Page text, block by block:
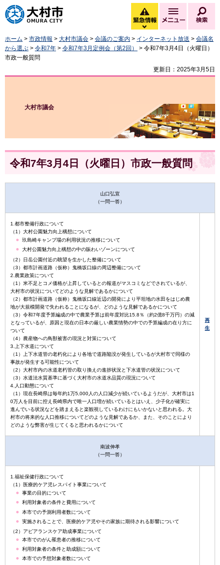
大村市
緊急情報
緊急情報を開く
メニュー
ホーム > 市政情報 > 大村市議会 > 会議のご案内 > インターネット放送 > 会議名
から選ぶ > 令和7年 > 令和7年3月定例会（第2回）
> 令和7年3月4日（火曜日）
市政一般質問
更新日：2025年3月5日
大村市議会
令和7年3月4日（火曜日）市政一般質問
山口弘宣
（一問一答）
1.都市整備行政について
（1）大村公園魅力向上構想について
玖島崎キャンプ場の利用状況の推移について
大村公園魅力向上構想の中の賑わいゾーンについて
（2）日岳公園付近の眺望を生かした整備について
（3）都市計画道路（仮称）鬼橋坂口線の周辺整備について
2.農業政策について
（1）米不足とコメ価格が上昇しているとの報道がマスコミなどでされているが、
大村市の状況についてどのような見解であるかについて
（2）都市計画道路（仮称）鬼橋坂口線近辺の開発により平坦地の水田をはじめ農
地が大規模開発で失われることになるが、どのような見解であるかについて
（3）令和7年度予算編成の中で農業予算は前年度対比15.8％（約2億8千万円）の減
となっているが、原因と現在の日本の厳しい農業情勢の中での予算編成の在り方に
ついて
（4）農産物への鳥獣被害の現況と対策について
3.上下水道について
（1）上下水道管の老朽化により各地で道路陥没が発生しているが大村市で同様の
事故が発生する可能性について
（2）大村市内の水道老朽管の取り換えの進捗状況と下水道管の状況について
（3）水道法水質基準に基づく大村市の水道水品質の現況について
4.人口動態について
（1）現在長崎県は毎年約1万5,000人の人口減少が続いているようだが、大村市は1
0万人を目前に控え長崎県内で唯一人口増が続いているとはいえ、少子化が確実に
進んでいる状況などを踏まえると楽観視しているわけにもいかないと思われる。大
村市の将来的な人口推移についてどのような見解であるか、また、そのことにより
どのような弊害が生じてくると思われるかについて
再
生
南波伸孝
（一問一答）
1.福祉保健行政について
（1）医療的ケア児レスパイト事業について
事業の目的について
利用対象者の条件と費用について
本市での予測利用者数について
実施されることで、医療的ケア児やその家族に期待される影響について
（2）アピアランスケア助成事業について
本市でのがん罹患者の推移について
利用対象者の条件と助成額について
本市での予想対象者数について